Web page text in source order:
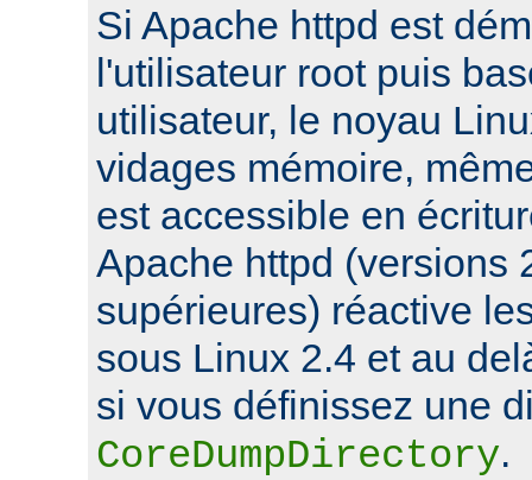
Si Apache httpd est
l'utilisateur root puis
utilisateur, le noyau
vidages mémoire,
est accessible en
Apache httpd (versions
supérieures) réactive
sous Linux 2.4 et au
si vous définissez une
CoreDumpDirectory.